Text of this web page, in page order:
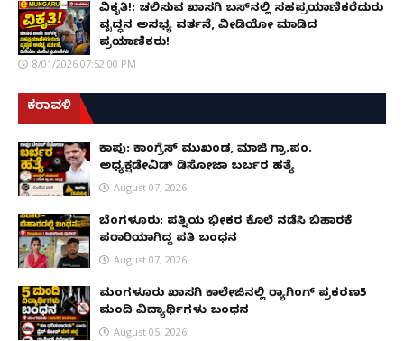
ವಿಕೃತಿ!: ಚಲಿಸುವ ಖಾಸಗಿ ಬಸ್‌ನಲ್ಲಿ ಸಹಪ್ರಯಾಣಿಕರೆದುರು
ವೃದ್ಧನ ಅಸಭ್ಯ ವರ್ತನೆ, ವೀಡಿಯೋ ಮಾಡಿದ
ಪ್ರಯಾಣಿಕರು!
8/01/2026 07:52:00 PM
ಕರಾವಳಿ
ಕಾಪು: ಕಾಂಗ್ರೆಸ್ ಮುಖಂಡ, ಮಾಜಿ ಗ್ರಾ.ಪಂ.
ಅಧ್ಯಕ್ಷಡೇವಿಡ್ ಡಿಸೋಜಾ ಬರ್ಬರ ಹತ್ಯೆ
August 07, 2026
ಬೆಂಗಳೂರು: ಪತ್ನಿಯ ಭೀಕರ ಕೊಲೆ ನಡೆಸಿ ಬಿಹಾರಕ್ಕೆ
ಪರಾರಿಯಾಗಿದ್ದ ಪತಿ ಬಂಧನ
August 07, 2026
ಮಂಗಳೂರು ಖಾಸಗಿ ಕಾಲೇಜಿನಲ್ಲಿ ರ‌್ಯಾಗಿಂಗ್ ಪ್ರಕರಣ5
ಮಂದಿ ವಿದ್ಯಾರ್ಥಿಗಳು ಬಂಧನ
August 05, 2026